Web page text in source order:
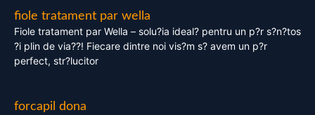
fiole tratament par wella
Fiole tratament par Wella – solu?ia ideal? pentru un p?r s?n?tos
?i plin de via??! Fiecare dintre noi vis?m s? avem un p?r
perfect, str?lucitor
forcapil dona